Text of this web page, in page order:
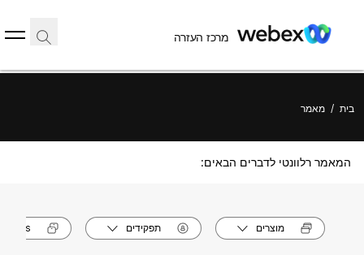
מרכז העזרה
בית / מאמר
המאמר רלוונטי לדברים הבאים:
מוצרים תפקידים